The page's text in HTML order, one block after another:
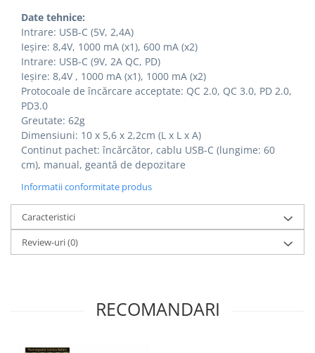
Date tehnice:
Intrare: USB-C (5V, 2,4A)
Ieșire: 8,4V, 1000 mA (x1), 600 mA (x2)
Intrare: USB-C (9V, 2A QC, PD)
Ieșire: 8,4V , 1000 mA (x1), 1000 mA (x2)
Protocoale de încărcare acceptate: QC 2.0, QC 3.0, PD 2.0,
PD3.0
Greutate: 62g
Dimensiuni: 10 x 5,6 x 2,2cm (L x L x A)
Continut pachet: încărcător, cablu USB-C (lungime: 60
cm), manual, geantă de depozitare
Informatii conformitate produs
Caracteristici
Review-uri(0)
RECOMANDARI